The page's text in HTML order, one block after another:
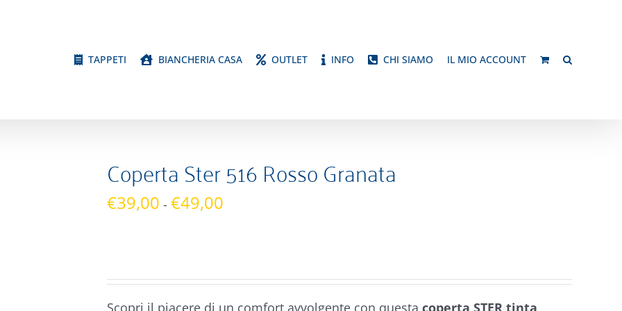
TAPPETI BIANCHERIA CASA OUTLET INFO CHI SIAMO IL MIO ACCOUNT
Coperta Ster 516 Rosso Granata
€39,00 - €49,00
Scopri il piacere di un comfort avvolgente con questa coperta STER tinta